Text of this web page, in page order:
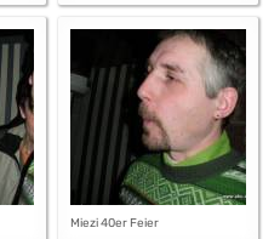
Miezi 40er Feier